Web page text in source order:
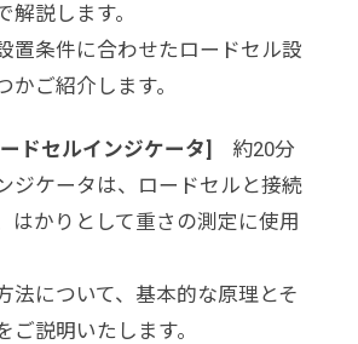
解説します。
置条件に合わせたロードセル設
かご紹介します。
ドセルインジケータ] 約20分
ジケータは、ロードセルと接続
はかりとして重さの測定に使用
法について、基本的な原理とそ
ご説明いたします。